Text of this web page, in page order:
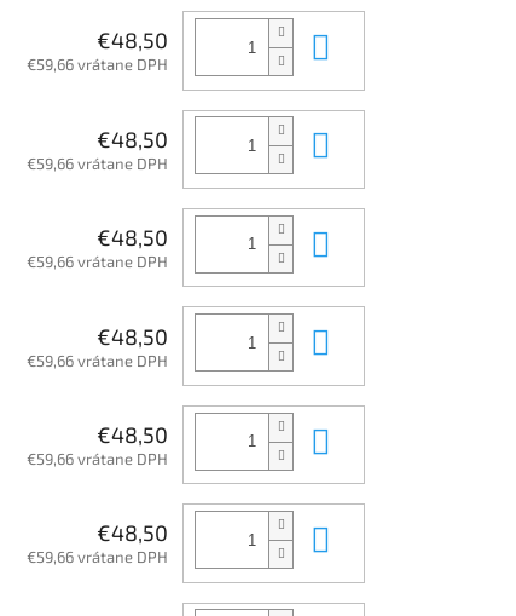
€48,50
€59,66 vrátane DPH
€48,50
€59,66 vrátane DPH
€48,50
€59,66 vrátane DPH
€48,50
€59,66 vrátane DPH
€48,50
€59,66 vrátane DPH
€48,50
€59,66 vrátane DPH